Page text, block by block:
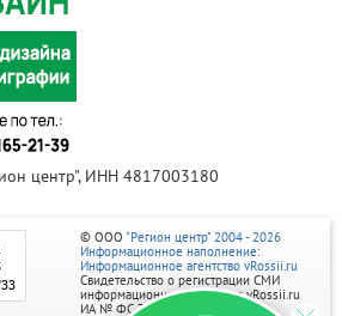
центр", ИНН 4817003180
© ООО "Регион центр" 2004 - 2026
Информационное наполнение:
Информационное агентство vRossii.ru
Свидетельство о регистрации СМИ
информационного агентства vRossii.ru
ИА № ФС 77‑35502